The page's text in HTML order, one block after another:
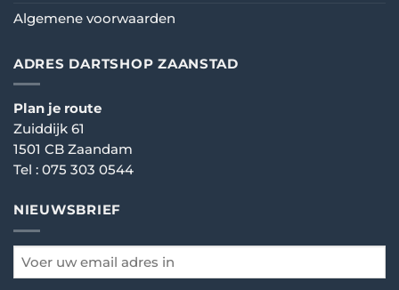
Algemene voorwaarden
ADRES DARTSHOP ZAANSTAD
Plan je route
Zuiddijk 61
1501 CB Zaandam
Tel : 075 303 0544
NIEUWSBRIEF
email
*